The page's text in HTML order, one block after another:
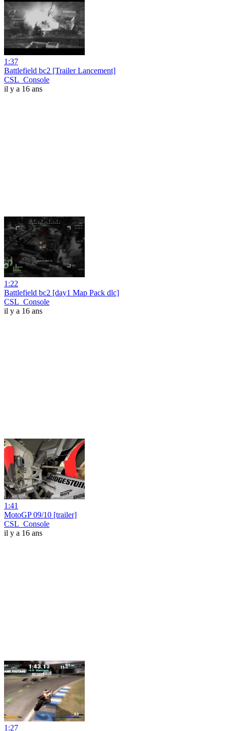
1:37
Battlefield bc2 [Trailer Lancement]
CSL_Console
il y a 16 ans
1:22
Battlefield bc2 [day1 Map Pack dlc]
CSL_Console
il y a 16 ans
1:41
MotoGP 09/10 [trailer]
CSL_Console
il y a 16 ans
1:27